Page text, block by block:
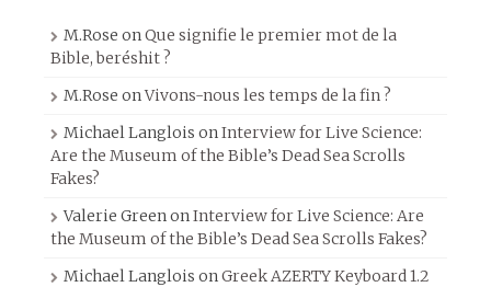
M.Rose onQue signifie le premier mot de la
Bible, beréshit ?
M.Rose onVivons-nous les temps de la fin ?
Michael Langlois onInterview for Live Science:
Are the Museum of the Bible’s Dead Sea Scrolls
Fakes?
Valerie GreenonInterview for Live Science: Are
the Museum of the Bible’s Dead Sea Scrolls Fakes?
Michael Langlois onGreek AZERTY Keyboard 1.2